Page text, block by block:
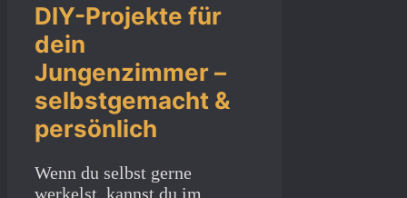
DIY-Projekte für
dein
Jungenzimmer –
selbstgemacht &
persönlich
Wenn du selbst gerne
werkelst, kannst du im